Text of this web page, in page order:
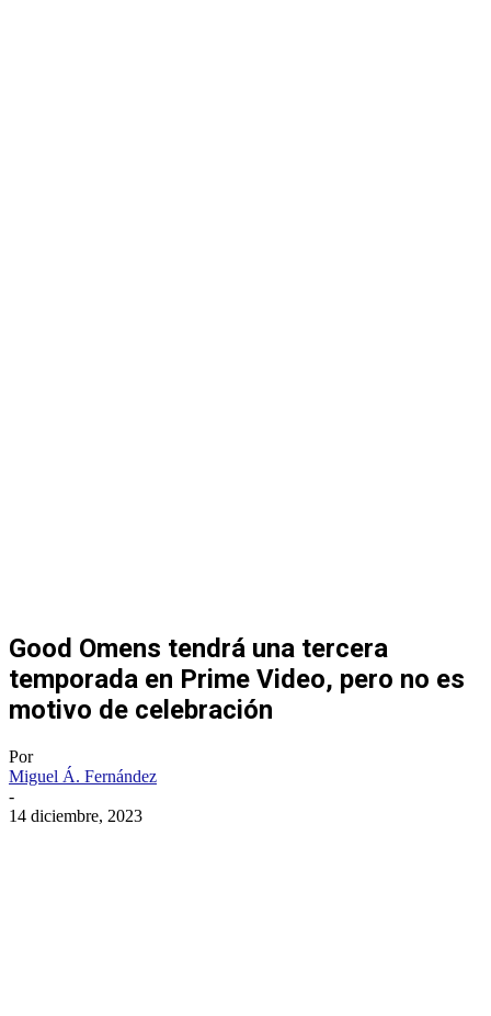
Good Omens tendrá una tercera
temporada en Prime Video, pero no es
motivo de celebración
Por
Miguel Á. Fernández
-
14 diciembre, 2023